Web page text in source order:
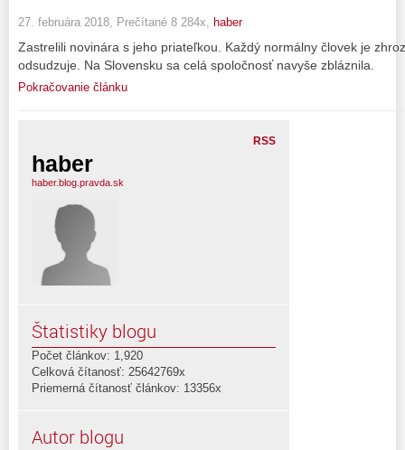
27. februára 2018, Prečítané 8 284x, haber
Zastrelili novinára s jeho priateľkou. Každý normálny človek je
odsudzuje. Na Slovensku sa celá spoločnosť navyše zbláznila.
Pokračovanie článku
RSS
haber
haber.blog.pravda.sk
Štatistiky blogu
Počet článkov: 1,920
Celková čítanosť: 25642769x
Priemerná čítanosť článkov: 13356x
Autor blogu